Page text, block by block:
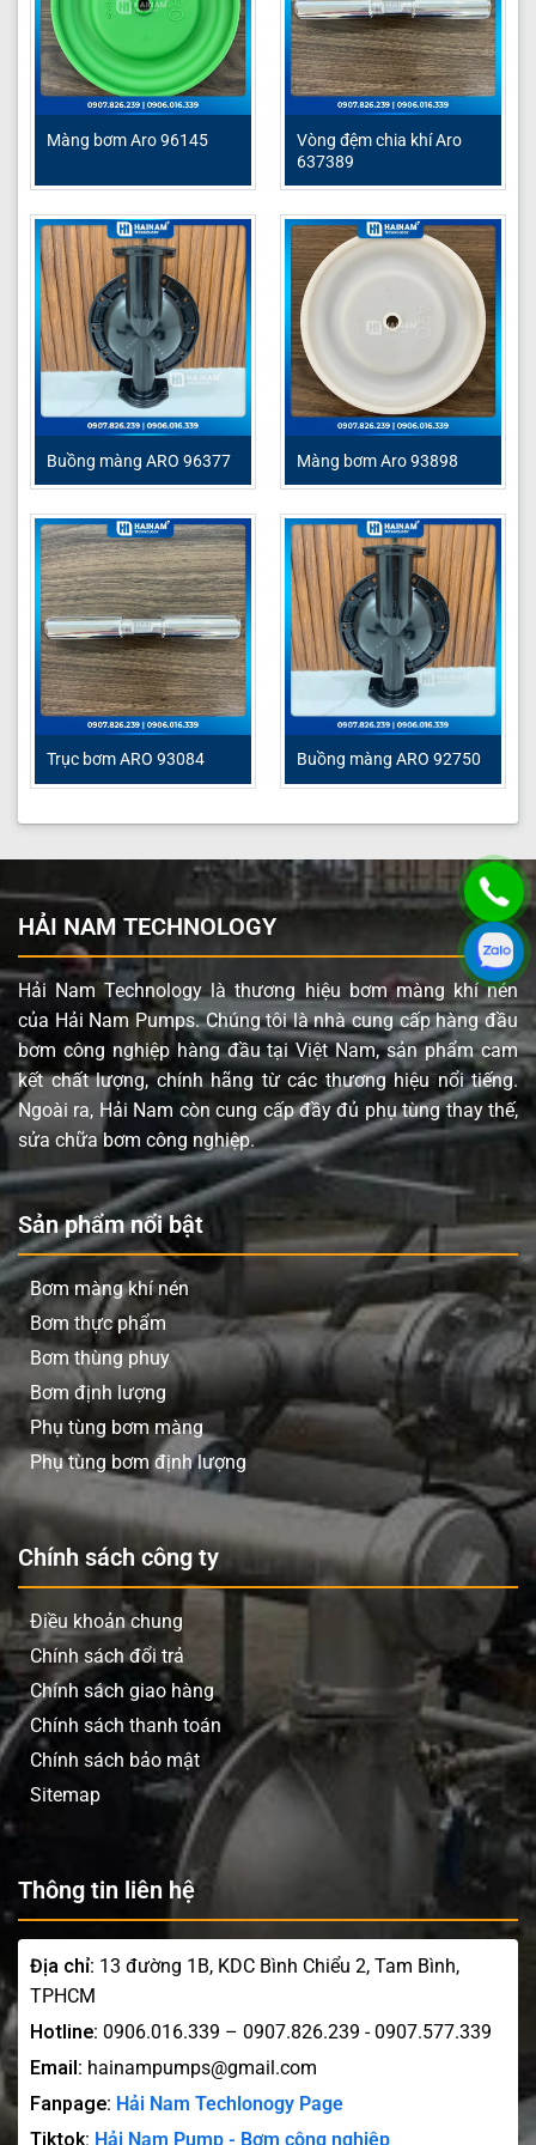
Màng bơm Aro 96145
Vòng đệm chia khí Aro
637389
Buồng màng ARO 96377 Màng bơm Aro 93898
Trục bơm ARO 93084 Buồng màng ARO 92750
HẢI NAM TECHNOLOGY
Hải Nam Technology là thương hiệu bơm màng khí nén
của Hải Nam Pumps. Chúng tôi là nhà cung cấp hàng đầu
bơm công nghiệp hàng đầu tại Việt Nam, sản phẩm cam
kết chất lượng, chính hãng từ các thương hiệu nổi tiếng.
Ngoài ra, Hải Nam còn cung cấp đầy đủ phụ tùng thay thế,
sửa chữa bơm công nghiệp.
Sản phẩm nổi bật
Bơm màng khí nén
Bơm thực phẩm
Bơm thùng phuy
Bơm định lượng
Phụ tùng bơm màng
Phụ tùng bơm định lượng
Chính sách công ty
Điều khoản chung
Chính sách đổi trả
Chính sách giao hàng
Chính sách thanh toán
Chính sách bảo mật
Sitemap
Thông tin liên hệ
Địa chỉ: 13 đường 1B, KDC Bình Chiểu 2, Tam Bình,
TPHCM
Hotline: 0906.016.339 – 0907.826.239 - 0907.577.339
Email: hainampumps@gmail.com
Fanpage: Hải Nam Techlonogy Page
Tiktok: Hải Nam Pump - Bơm công nghiệp